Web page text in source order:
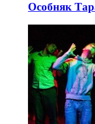
Особняк